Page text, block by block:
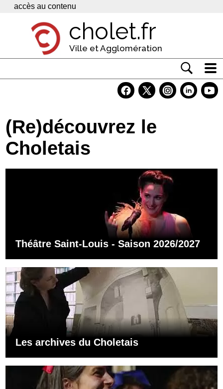
Panneau de gestion des cookies
accès au contenu
cholet.fr
Ville et Agglomération
Economie
Services
Contacts
(Re)découvrez le
Choletais
Théâtre Saint-Louis - Saison 2026/2027
Les archives du Choletais